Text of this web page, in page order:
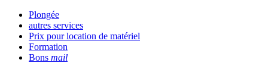
Plongée
autres services
Prix pour location de matériel
Formation
Bons mail